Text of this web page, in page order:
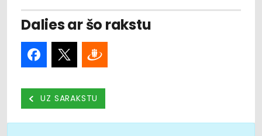
Dalies ar šo rakstu
UZ SARAKSTU